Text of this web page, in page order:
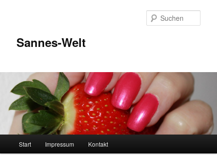
Sannes-Welt
Start Impressum Kontakt